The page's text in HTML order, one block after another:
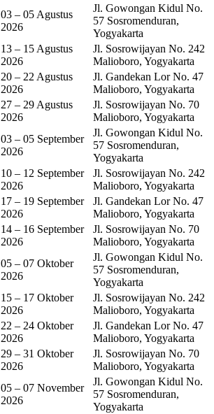
03 – 05 Agustus
2026
Jl. Gowongan Kidul No.
57 Sosromenduran,
Yogyakarta
13 – 15 Agustus
2026
Jl. Sosrowijayan No. 242
Malioboro, Yogyakarta
20 – 22 Agustus
2026
Jl. Gandekan Lor No. 47
Malioboro, Yogyakarta
27 – 29 Agustus
2026
Jl. Sosrowijayan No. 70
Malioboro, Yogyakarta
03 – 05 September
2026
Jl. Gowongan Kidul No.
57 Sosromenduran,
Yogyakarta
10 – 12 September
2026
Jl. Sosrowijayan No. 242
Malioboro, Yogyakarta
17 – 19 September
2026
Jl. Gandekan Lor No. 47
Malioboro, Yogyakarta
14 – 16 September
2026
Jl. Sosrowijayan No. 70
Malioboro, Yogyakarta
05 – 07 Oktober
2026
Jl. Gowongan Kidul No.
57 Sosromenduran,
Yogyakarta
15 – 17 Oktober
2026
Jl. Sosrowijayan No. 242
Malioboro, Yogyakarta
22 – 24 Oktober
2026
Jl. Gandekan Lor No. 47
Malioboro, Yogyakarta
29 – 31 Oktober
2026
Jl. Sosrowijayan No. 70
Malioboro, Yogyakarta
05 – 07 November
2026
Jl. Gowongan Kidul No.
57 Sosromenduran,
Yogyakarta